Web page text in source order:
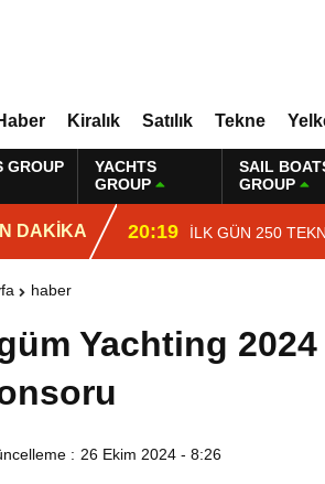
Kiralık Satılık Tekne
GROUP
YACHTS
GROUP
SAIL
GROUP
DAKİKA 20:19 İLK GÜN 250
haber
Yachting
: 26 Ekim 2024 - 8:26